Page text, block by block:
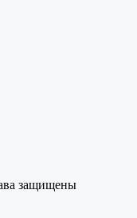
защищены